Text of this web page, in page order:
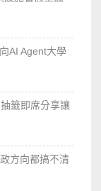
AI Agent大學
籤即席分享讓
方向都搞不清